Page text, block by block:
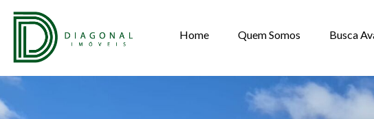
Home Quem Somos Busca
TERRENO PARA